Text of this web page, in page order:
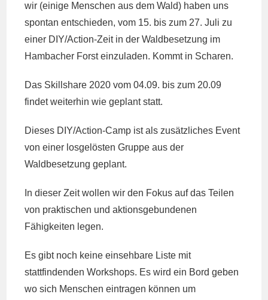
wir (einige Menschen aus dem Wald) haben uns
spontan entschieden, vom 15. bis zum 27. Juli zu
einer DIY/Action-Zeit in der Waldbesetzung im
Hambacher Forst einzuladen. Kommt in Scharen.
Das Skillshare 2020 vom 04.09. bis zum 20.09
findet weiterhin wie geplant statt.
Dieses DIY/Action-Camp ist als zusätzliches Event
von einer losgelösten Gruppe aus der
Waldbesetzung geplant.
In dieser Zeit wollen wir den Fokus auf das Teilen
von praktischen und aktionsgebundenen
Fähigkeiten legen.
Es gibt noch keine einsehbare Liste mit
stattfindenden Workshops. Es wird ein Bord geben
wo sich Menschen eintragen können um